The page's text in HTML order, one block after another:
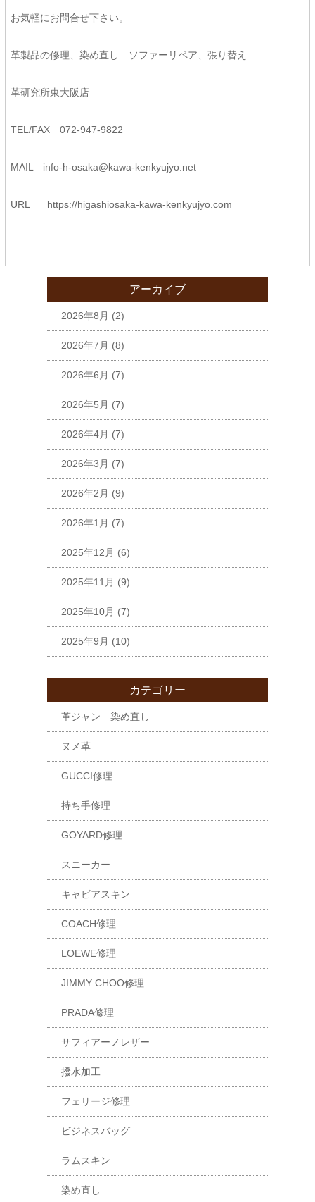
お気軽にお問合せ下さい。
革製品の修理、染め直し ソファーリペア、張り替え
革研究所東大阪店
TEL/FAX 072-947-9822
MAIL info-h-osaka@kawa-kenkyujyo. net
URL https://higashiosaka-kawa-kenkyujyo.com
アーカイブ
2026年8月 (2)
2026年7月 (8)
2026年6月 (7)
2026年5月 (7)
2026年4月 (7)
2026年3月 (7)
2026年2月 (9)
2026年1月 (7)
2025年12月 (6)
2025年11月 (9)
2025年10月 (7)
2025年9月 (10)
カテゴリー
革ジャン 染め直し
ヌメ革
GUCCI修理
持ち手修理
GOYARD修理
スニーカー
キャビアスキン
COACH修理
LOEWE修理
JIMMY CHOO修理
PRADA修理
サフィアーノレザー
撥水加工
フェリージ修理
ビジネスバッグ
ラムスキン
染め直し